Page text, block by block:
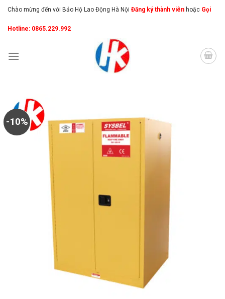
Skip
content
Chào mừng đến với Bảo Hộ Lao Động Hà Nội Đăng ký thành viên hoặc Gọi
Hotline: 0865.229.992
-10%